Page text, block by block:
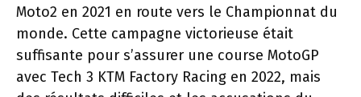
Moto2 en 2021 en route vers le Championnat du
monde. Cette campagne victorieuse était
suffisante pour s’assurer une course MotoGP
avec Tech 3 KTM Factory Racing en 2022, mais